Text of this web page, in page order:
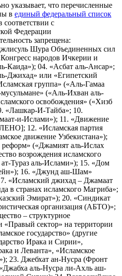
указывает, что перечисленные
в единый федеральный список
с
Федерации
запрещена:
Шура Объединенных сил
народов Ичкерии и
Каида»); 04. «Асбат аль-Ансар»;
Джихад» или «Египетский
группа» («Аль-Гамаа
(«Аль-Ихван аль-
освобождения» («Хизб
«Лашкар-И-Тайба»; 10.
и-Ислами»); 11. «Движение
12. «Исламская партия
движение Узбекистана»);
(«Джамият аль-Ислах
возрождения исламского
Тураз аль-Ислами»); 15. «Дом
16. «Джунд аш-Шам»
«Исламский джихад – Джамаат
в странах исламского Магриба»;
Эмират»); 20. «Синдикат
организация (АБТО)»;
– структурное
«Правый сектор» на территории
государство» (другие
Ирака и Сирии»,
и Леванта», «Исламское
23. Джебхат ан-Нусра (Фронт
аль-Нусра ли-Ахль аш-